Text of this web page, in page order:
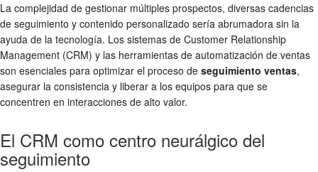
La complejidad de gestionar múltiples prospectos, diversas cadencias
de seguimiento y contenido personalizado sería abrumadora sin la
ayuda de la tecnología. Los sistemas de Customer Relationship
Management (CRM) y las herramientas de automatización de ventas
son esenciales para optimizar el proceso de seguimiento ventas,
asegurar la consistencia y liberar a los equipos para que se
concentren en interacciones de alto valor.
El CRM como centro neurálgico del
seguimiento